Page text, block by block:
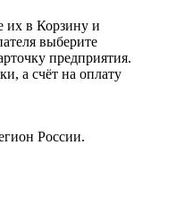
их в Корзину и
выберите
предприятия.
а счёт на оплату
России.